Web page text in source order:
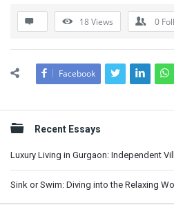
18Views 0
Facebook
Sidebar
Recent Essays
Luxury Living in Gurgaon: Independent
Sink or Swim: Diving into the Relaxing